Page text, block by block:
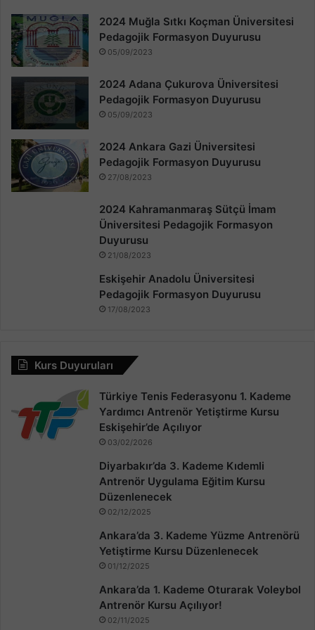
2024 Muğla Sıtkı Koçman Üniversitesi
Pedagojik Formasyon Duyurusu
05/09/2023
2024 Adana Çukurova Üniversitesi
Pedagojik Formasyon Duyurusu
05/09/2023
2024 Ankara Gazi Üniversitesi
Pedagojik Formasyon Duyurusu
27/08/2023
2024 Kahramanmaraş Sütçü İmam
Üniversitesi Pedagojik Formasyon
Duyurusu
21/08/2023
Eskişehir Anadolu Üniversitesi
Pedagojik Formasyon Duyurusu
17/08/2023
Kurs Duyuruları
Türkiye Tenis Federasyonu 1. Kademe
Yardımcı Antrenör Yetiştirme Kursu
Eskişehir’de Açılıyor
03/02/2026
Diyarbakır’da 3. Kademe Kıdemli
Antrenör Uygulama Eğitim Kursu
Düzenlenecek
02/12/2025
Ankara’da 3. Kademe Yüzme Antrenörü
Yetiştirme Kursu Düzenlenecek
01/12/2025
Ankara’da 1. Kademe Oturarak Voleybol
Antrenör Kursu Açılıyor!
02/11/2025